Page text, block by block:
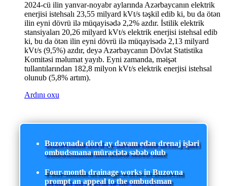
2024-cü ilin yanvar-noyabr aylarında Azərbaycanın elektrik
enerjisi istehsalı 23,55 milyard kVt/s təşkil edib ki, bu da ötən
ilin eyni dövrü ilə müqayisədə 2,2% azdır. İstilik elektrik
stansiyaları 20,26 milyard kVt/s elektrik enerjisi istehsal edib
ki, bu da ötən ilin eyni dövrü ilə müqayisədə 2,13 milyard
kVt/s (9,5%) azdır, deyə Azərbaycanın Dövlət Statistika
Komitəsi məlumat yayıb. Eyni zamanda, məişət
tullantılarından 182,8 milyon kVt/s elektrik enerjisi istehsal
olunub (5,8% artım).
Ardını oxu
Buzovnada dörd ay davam edən drenaj işləri
ombudsmana müraciətə səbəb olub
Four-month drainage works in Buzovna
prompt an appeal to the ombudsman